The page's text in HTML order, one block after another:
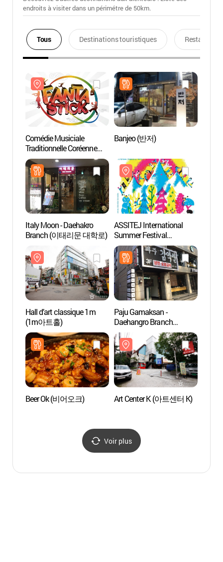
endroits à visiter dans un périmétre de 50km.
Tous Destinations touristiques Restaurants
Comédie Musiciale
Traditionnelle Coréenne
‘Fanta-Stick’ (판타스틱)
Banjeo (반저)
Italy Moon - Daehakro
Branch (이태리문 대학로)
ASSITEJ International
Summer Festival
(아시테지 국제여름축제)
Hall d’art classique 1m
(1m아트홀)
Paju Gamaksan -
Daehangro Branch
(파주감악산 대학로)
Beer Ok (비어오크) Art Center K (아트센터 K)
Voir plus